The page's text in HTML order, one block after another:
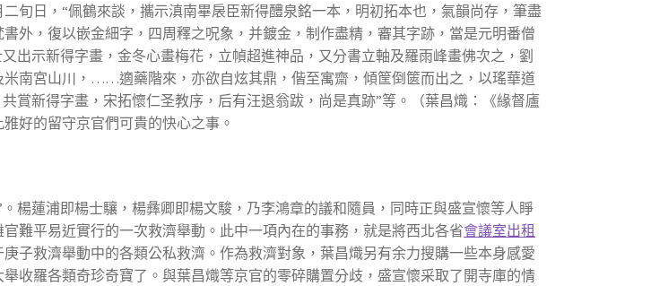
旬日，“佩鶴來談，攜示滇南畢扆臣新得醴泉銘一本，明初拓本也，氣韻尚存，筆盡
外，復以嵌金細字，四周釋之呪象，并鍍金，制作盡精，審其字跡，當是元明番僧
出示新得字畫，金冬心畫梅花，立幀超進神品，又分書立軸及羅雨峰畫佛次之，劉
南宮山川，……適藥階來，亦欲自炫其鼎，偕至寓齋，傾筐倒篋而出之，以瑤華道
賞新得字畫，宋拓懷仁圣教序，后有汪退翁跋，尚是真跡”等。（葉昌熾：《緣督廬
好的留守京官們可貴的快心之事。
楊蓮浦即楊士驤，楊彝卿即楊文駿，乃李鴻章的議和隨員，同時正與盛宣懷等人睜
難平易近實行的一次救濟舉動。此中一項內在的事務，就是將西北各省會議室出租
子救濟舉動中的各類公私救濟。作為救濟對象，葉昌熾另有余力搜購一些本身感愛
收羅各類奇珍奇寶了。與葉昌熾等京官的零碎購置分歧，盛宣懷采取了開寺庫的情